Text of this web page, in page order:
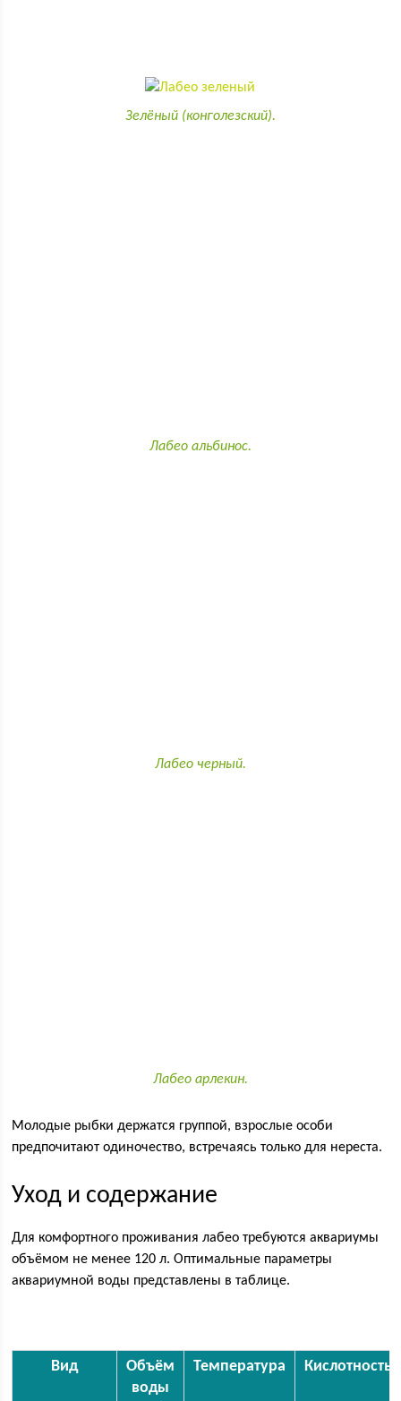
Зелёный (конголезский).
Лабео альбинос.
Лабео черный.
Лабео арлекин.
Молодые рыбки держатся группой, взрослые особи
предпочитают одиночество, встречаясь только для нереста.
Уход и содержание
Для комфортного проживания лабео требуются аквариумы
объёмом не менее 120 л. Оптимальные параметры
аквариумной воды представлены в таблице.
Вид
Объём
воды
Температура Кислотность